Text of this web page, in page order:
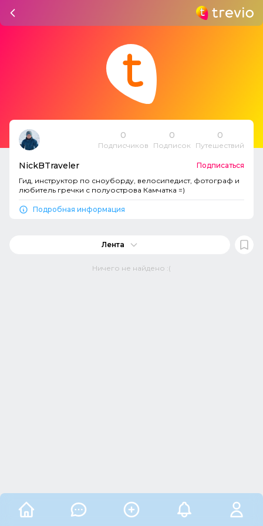
0
Подписчиков
0
Подписок
0
Путешествий
NickBTraveler
Подписаться
Гид, инструктор по сноуборду, велосипедист, фотограф и
любитель гречки с полуострова Камчатка =)
Подробная информация
Лента
Ничего не найдено :(